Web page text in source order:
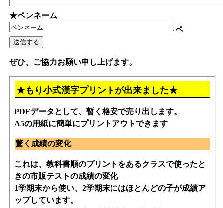
★ペンネーム
ペ
ぜひ、ご協力お願い申し上げます。